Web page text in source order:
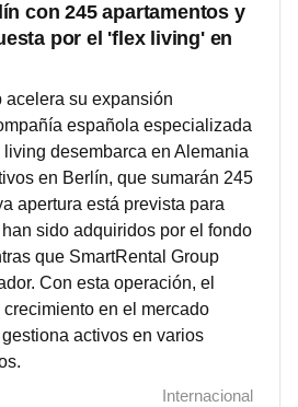
con 245 apartamentos y
por el 'flex living' en
acelera su expansión
española especializada
desembarca en Alemania
en Berlín, que sumarán 245
apertura está prevista para
sido adquiridos por el fondo
que SmartRental Group
Con esta operación, el
en el mercado
activos en varios
Internacional